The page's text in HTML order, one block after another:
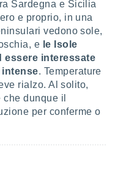
Sardegna e Sicilia
e proprio, in una
vedono sole,
e le Isole
essere interessate
. Temperature
rialzo. Al solito,
dunque il
per conferme o